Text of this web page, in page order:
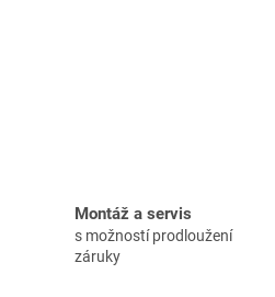
Montáž a servis
s možností prodloužení
záruky